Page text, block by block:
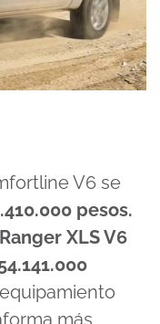
V6 se
pesos.
XLS V6
más